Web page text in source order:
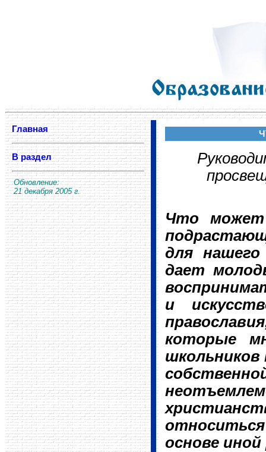
Главная
В раздел
Обновление:
21 декабря 2005 г.
Что может
для нашего
дает
и
которые
школьников
основе